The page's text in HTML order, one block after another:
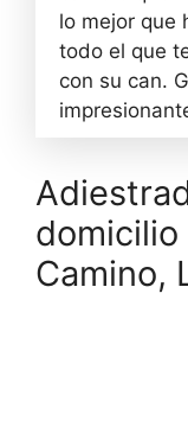
lo mejor que
todo el que
con su can.
Camino,